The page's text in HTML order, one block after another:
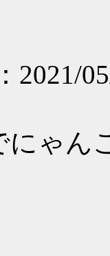
：2021/
にゃん